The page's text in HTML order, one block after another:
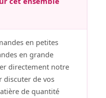
en petites
en grande
directement notre
discuter de vos
de quantité